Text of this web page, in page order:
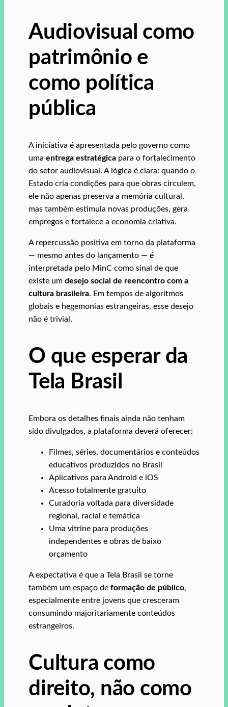
Audiovisual como
patrimônio e
como política
pública
A iniciativa é apresentada pelo governo como
uma entrega estratégica para o fortalecimento
do setor audiovisual. A lógica é clara: quando o
Estado cria condições para que obras circulem,
ele não apenas preserva a memória cultural,
mas também estimula novas produções, gera
empregos e fortalece a economia criativa.
A repercussão positiva em torno da plataforma
— mesmo antes do lançamento — é
interpretada pelo MinC como sinal de que
existe um desejo social de reencontro com a
cultura brasileira. Em tempos de algoritmos
globais e hegemonias estrangeiras, esse desejo
não é trivial.
O que esperar da
Tela Brasil
Embora os detalhes finais ainda não tenham
sido divulgados, a plataforma deverá oferecer:
Filmes, séries, documentários e conteúdos
educativos produzidos no Brasil
Aplicativos para Android e iOS
Acesso totalmente gratuito
Curadoria voltada para diversidade
regional, racial e temática
Uma vitrine para produções
independentes e obras de baixo
orçamento
A expectativa é que a Tela Brasil se torne
também um espaço de formação de público,
especialmente entre jovens que cresceram
consumindo majoritariamente conteúdos
estrangeiros.
Cultura como
direito, não como